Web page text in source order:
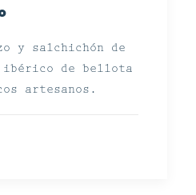
y salchichón de
ibérico de bellota
artesanos.